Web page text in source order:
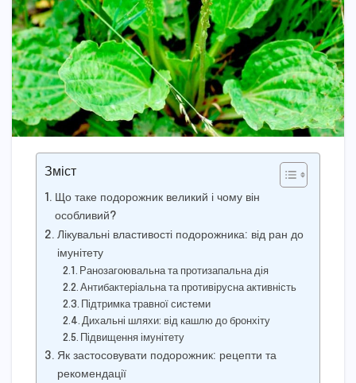
Зміст
Що таке подорожник великий і чому він
особливий?
Лікувальні властивості подорожника: від ран до
імунітету
Ранозагоювальна та протизапальна дія
Антибактеріальна та противірусна активність
Підтримка травної системи
Дихальні шляхи: від кашлю до бронхіту
Підвищення імунітету
Як застосовувати подорожник: рецепти та
рекомендації